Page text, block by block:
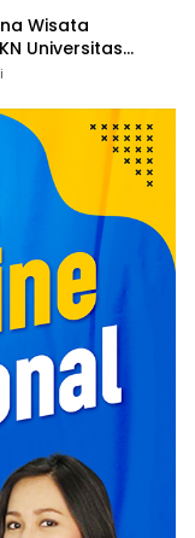
Wisata
Universitas
Bersihkan Pantai